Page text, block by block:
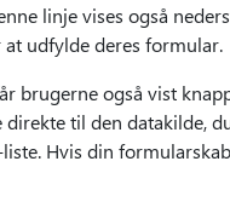
linje vises også
udfylde deres formular.
brugerne også vist
til den datakilde,
Hvis din